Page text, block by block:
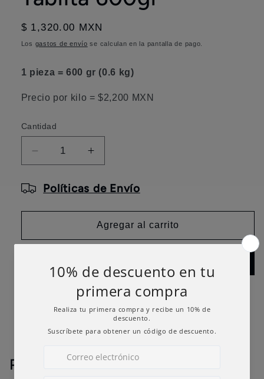
Precio
habitual
$ 1,320.00 MXN
Los gastos de envío se calculan en la pantalla de pago.
1 pieza = 600 gr (0.6 kg)
Precio por kilo = $2,200 MXN
Cantidad
Reducir
cantidad
para
Tablita
600gr
Aumentar
cantidad
para
Tablita
600gr
Políticas de Envío
Agregar al carrito
PRODUCTOS SIMILARES